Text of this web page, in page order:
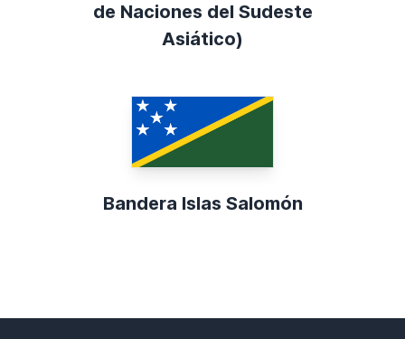
de Naciones del Sudeste
Asiático)
Bandera Islas Salomón